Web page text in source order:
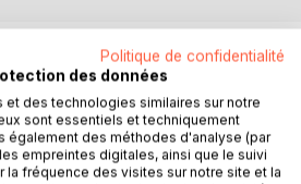
est parfois rationnelle, il ne faut
invoquées pour la préparer
qu'après s'être transformées en
Politique de confidentialité
des données
des technologies similaires sur notre
sont essentiels et techniquement
également des méthodes d'analyse (par
empreintes digitales, ainsi que le suivi
la fréquence des visites sur notre site et la